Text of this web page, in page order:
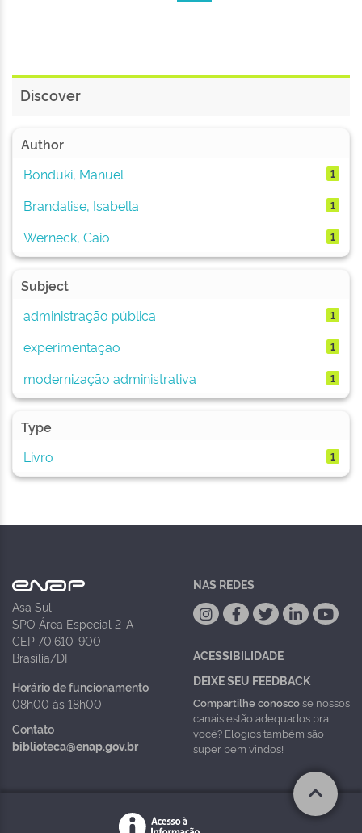
Discover
Author
Bonduki, Manuel
1
Brandalise, Isabella 1
Werneck, Caio 1
Subject
administração pública
1
experimentação 1
modernização administrativa 1
Type
Livro
1
Asa Sul
SPO Área Especial 2-A
CEP 70.610-900
Brasília/DF
Horário de funcionamento
08h00 às 18h00
Contato
biblioteca@enap.gov.br
NAS REDES
ACESSIBILIDADE
DEIXE SEU FEEDBACK
Compartilhe conoscose nossos
canais estão adequados pra
você? Elogios também são
super bem vindos!